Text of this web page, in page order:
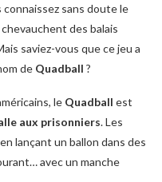
connaissez sans doute le
des balais
saviez-vous que ce jeu a
de Quadball ?
le Quadball est
aux prisonniers. Les
lançant un ballon dans des
avec un manche